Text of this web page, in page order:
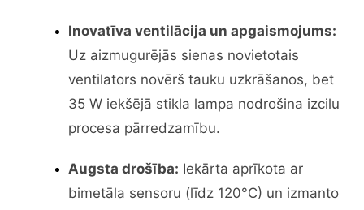
Inovatīva ventilācija un apgaismojums:
Uz aizmugurējās sienas novietotais
ventilators novērš tauku uzkrāšanos, bet
35 W iekšējā stikla lampa nodrošina izcilu
procesa pārredzamību.
Augsta drošība: Iekārta aprīkota ar
bimetāla sensoru (līdz 120°C) un izmanto